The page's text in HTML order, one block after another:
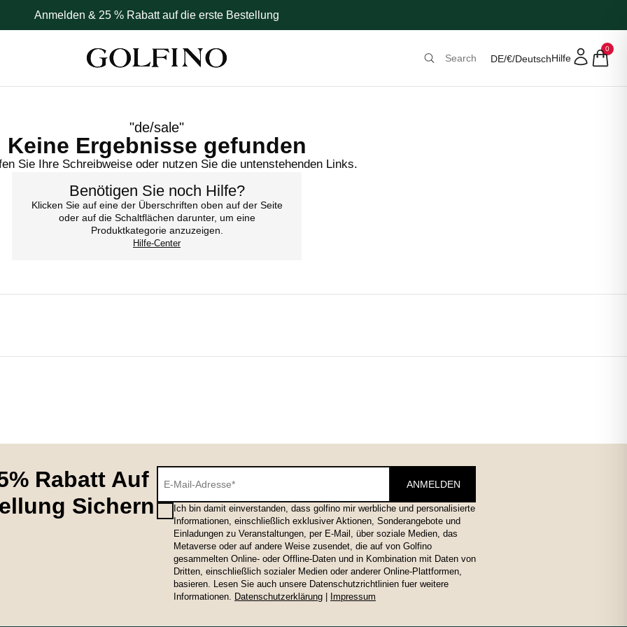
Anmelden & 25 % Rabatt auf die erste Bestellung
DE/€/DeutschHilfe
0
"de/sale"
Keine Ergebnisse gefunden
Sie Ihre Schreibweise oder nutzen Sie die untenstehenden Links.
Benötigen Sie noch Hilfe?
Klicken Sie auf eine der Überschriften oben auf der Seite
oder auf die Schaltflächen darunter, um eine
Produktkategorie anzuzeigen.
Hilfe-Center
Rabatt Auf
Sichern
ANMELDEN
Ich bin damit einverstanden, dass golfino mir werbliche und personalisierte
Informationen, einschließlich exklusiver Aktionen, Sonderangebote und
Einladungen zu Veranstaltungen, per E-Mail, über soziale Medien, das
Metaverse oder auf andere Weise zusendet, die auf von Golfino
gesammelten Online- oder Offline-Daten und in Kombination mit Daten von
Dritten, einschließlich sozialer Medien oder anderer Online-Plattformen,
basieren. Lesen Sie auch unsere Datenschutzrichtlinien fuer weitere
Informationen. Datenschutzerklärung Impressum